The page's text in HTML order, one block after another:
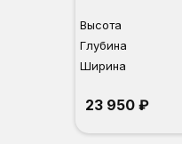
Высота
Глубина
Ширина
23 950 ₽